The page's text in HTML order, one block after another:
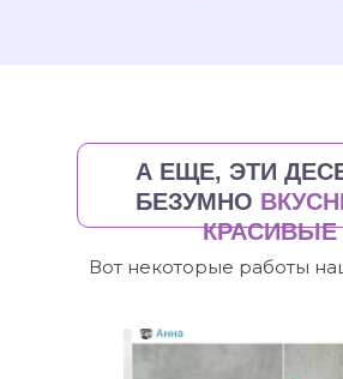
А ЕЩЕ, ЭТИ
БЕЗУМНО
КРАСИВЫЕ
Вот некоторые работы